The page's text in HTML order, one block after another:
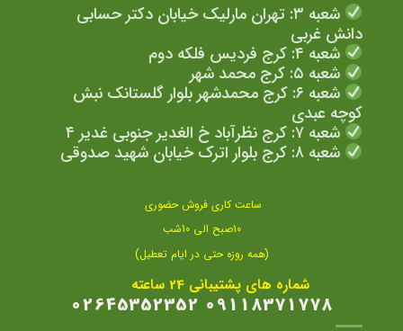
شعبه ۳: تهران مارلیک خیابان دکتر حسابی
دانش غربی
شعبه ۴: کرج فردیس فلکه دوم
شعبه ۵: کرج محمد شهر
شعبه ۶: کرج محمدشهر بلوار گلستانک نبش
کوچه عبدی
شعبه ۷: کرج نظرآباد خ الغدیر جنوبی غدیر ۴
شعبه ۸: کرج بلوار اترک خیابان شهید صدوقی
ساعت کاری فروش حضوری
10صبح الی 10شب
(همه روزه حتی در ایام تعطیل)
شماره های پشتیبانی 24 ساعته
09118371778 02645352352